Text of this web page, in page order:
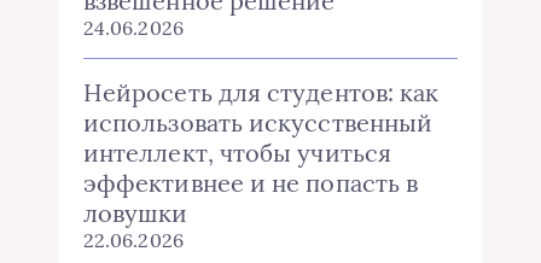
24.06.2026
Нейросеть для студентов: как
использовать искусственный
интеллект, чтобы учиться
эффективнее и не попасть в
ловушки
22.06.2026